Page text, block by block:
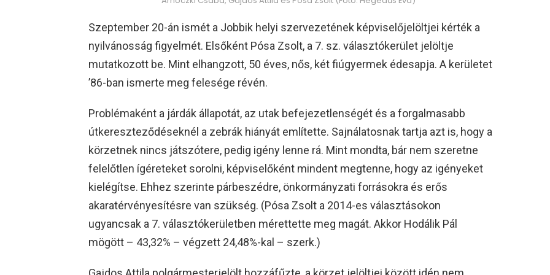
Szeptember 20-án ismét a Jobbik helyi szervezetének képviselőjelöltjei kérték a
nyilvánosság figyelmét. Elsőként Pósa Zsolt, a 7. sz. választókerület jelöltje
mutatkozott be. Mint elhangzott, 50 éves, nős, két fiúgyermek édesapja. A kerületet
’86-ban ismerte meg felesége révén.
Problémaként a járdák állapotát, az utak befejezetlenségét és a forgalmasabb
útkereszteződéseknél a zebrák hiányát említette. Sajnálatosnak tartja azt is, hogy a
körzetnek nincs játszótere, pedig igény lenne rá. Mint mondta, bár nem szeretne
felelőtlen ígéreteket sorolni, képviselőként mindent megtenne, hogy az igényeket
kielégítse. Ehhez szerinte párbeszédre, önkormányzati forrásokra és erős
akaratérvényesítésre van szükség. (Pósa Zsolt a 2014-es választásokon
ugyancsak a 7. választókerületben mérettette meg magát. Akkor Hodálik Pál
mögött – 43,32% – végzett 24,48%-kal – szerk.)